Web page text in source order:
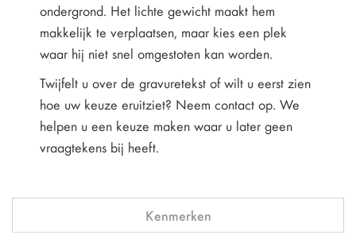
ondergrond. Het lichte gewicht maakt hem
makkelijk te verplaatsen, maar kies een plek
waar hij niet snel omgestoten kan worden.
Twijfelt u over de gravuretekst of wilt u eerst zien
hoe uw keuze eruitziet? Neem contact op. We
helpen u een keuze maken waar u later geen
vraagtekens bij heeft.
Kenmerken